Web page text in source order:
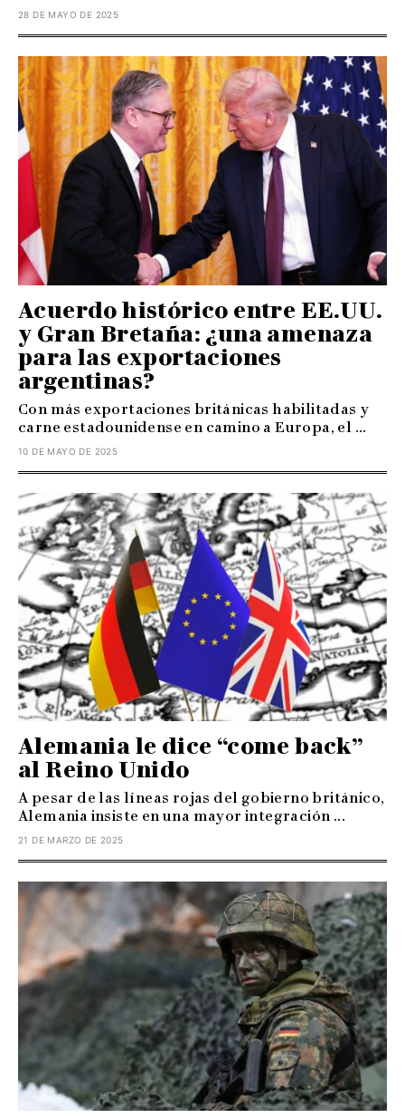
28 DE MAYO DE 2025
Acuerdo histórico entre EE.UU.
y Gran Bretaña: ¿una amenaza
para las exportaciones
argentinas?
Con más exportaciones británicas habilitadas y
carne estadounidense en camino a Europa, el ...
10 DE MAYO DE 2025
Alemania le dice “come back”
al Reino Unido
A pesar de las líneas rojas del gobierno británico,
Alemania insiste en una mayor integración ...
21 DE MARZO DE 2025